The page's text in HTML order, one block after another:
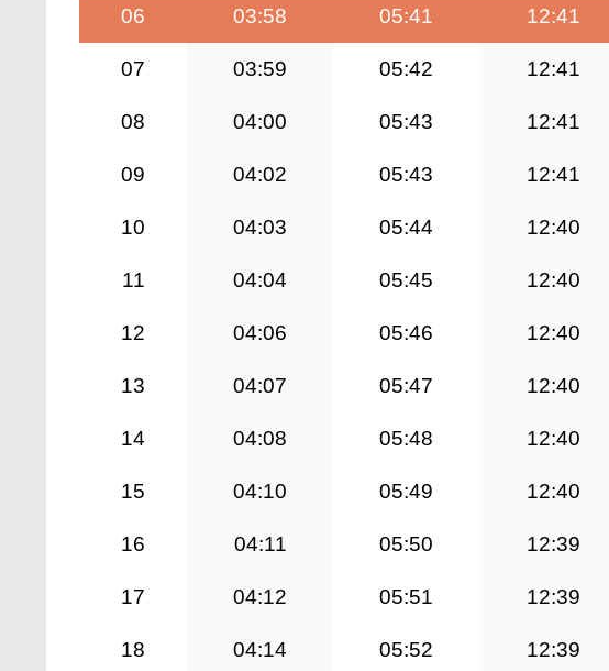
06 03:58 05:41 12:41
07 03:59 05:42 12:41
08 04:00 05:43 12:41
09 04:02 05:43 12:41
10 04:03 05:44 12:40
11 04:04 05:45 12:40
12 04:06 05:46 12:40
13 04:07 05:47 12:40
14 04:08 05:48 12:40
15 04:10 05:49 12:40
16 04:11 05:50 12:39
17 04:12 05:51 12:39
18 04:14 05:52 12:39